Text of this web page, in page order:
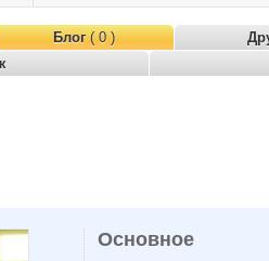
Блог( 0 )
Основное